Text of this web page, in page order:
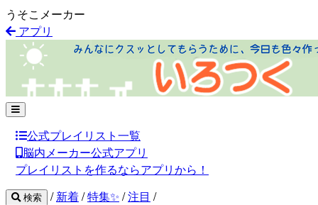
うそこメーカー
アプリ
公式プレイリスト一覧
脳内メーカー公式アプリ
プレイリストを作るならアプリから！
検索 / 新着/特集✨ /注目 /